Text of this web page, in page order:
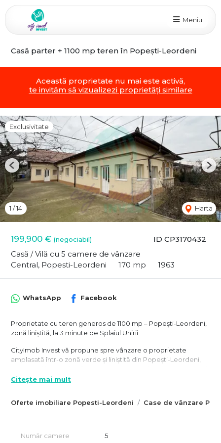
Meniu
Casă parter + 1100 mp teren în Popești-Leordeni
Această proprietate nu mai este activă,
te invităm să vizualizezi proprietăți similare
ID CP3170432
199,900 € (negociabil)
Casă / Vilă cu 5 camere de vânzare
Central, Popesti-Leordeni
170 mp 1963
Exclusivitate
1 /14 Harta
Previous
Oferte imobiliare Popesti-Leordeni Case de vânzare
WhatsApp Facebook
Proprietate cu teren generos de 1100 mp – Popești-Leordeni,
zonă liniștită, la 3 minute de Splaiul Unirii
CityImob Invest vă propune spre vânzare o proprietate
amplasată într-o zonă verde și liniștită din Popești-Leordeni,
casă pe parter, stil vagon, cu o amprentă de 180 mp, oferă
funcțională.
Citește mai mult
Număr camere 5